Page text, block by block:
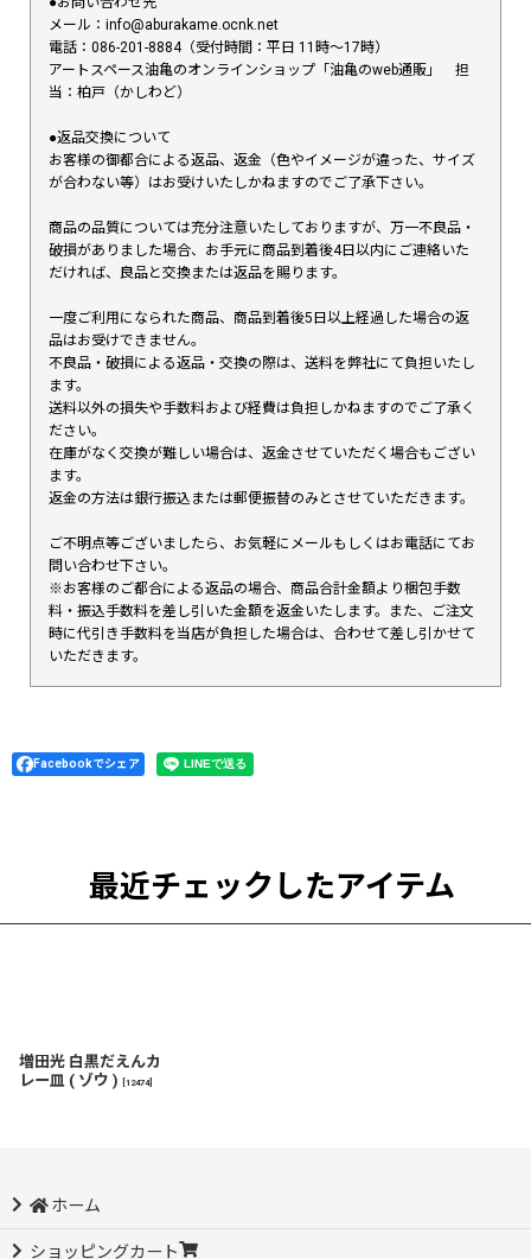
メール：info@aburakame.ocnk.net
電話：086-201-8884（受付時間：平日 11時〜17時）
アートスペース油亀のオンラインショップ「油亀のweb通販」 担
当：柏戸（かしわど）
●返品交換について
お客様の御都合による返品、返金（色やイメージが違った、サイズ
が合わない等）はお受けいたしかねますのでご了承下さい。
商品の品質については充分注意いたしておりますが、万一不良品・
破損がありました場合、お手元に商品到着後4日以内にご連絡いた
だければ、良品と交換または返品を賜ります。
一度ご利用になられた商品、商品到着後5日以上経過した場合の返
品はお受けできません。
不良品・破損による返品・交換の際は、送料を弊社にて負担いたし
ます。
送料以外の損失や手数料および経費は負担しかねますのでご了承く
ださい。
在庫がなく交換が難しい場合は、返金させていただく場合もござい
ます。
返金の方法は銀行振込または郵便振替のみとさせていただきます。
ご不明点等ございましたら、お気軽にメールもしくはお電話にてお
問い合わせ下さい。
※お客様のご都合による返品の場合、商品合計金額より梱包手数
料・振込手数料を差し引いた金額を返金いたします。また、ご注文
時に代引き手数料を当店が負担した場合は、合わせて差し引かせて
いただきます。
Facebookでシェア
最近チェックしたアイテム
増田光 白黒だえんカ
レー皿 ( ゾウ )
12474]
ホーム
ショッピングカート